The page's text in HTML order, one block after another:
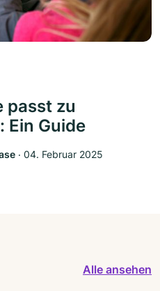
passt zu
Ein Guide
‧ 04. Februar 2025
Alle ansehen